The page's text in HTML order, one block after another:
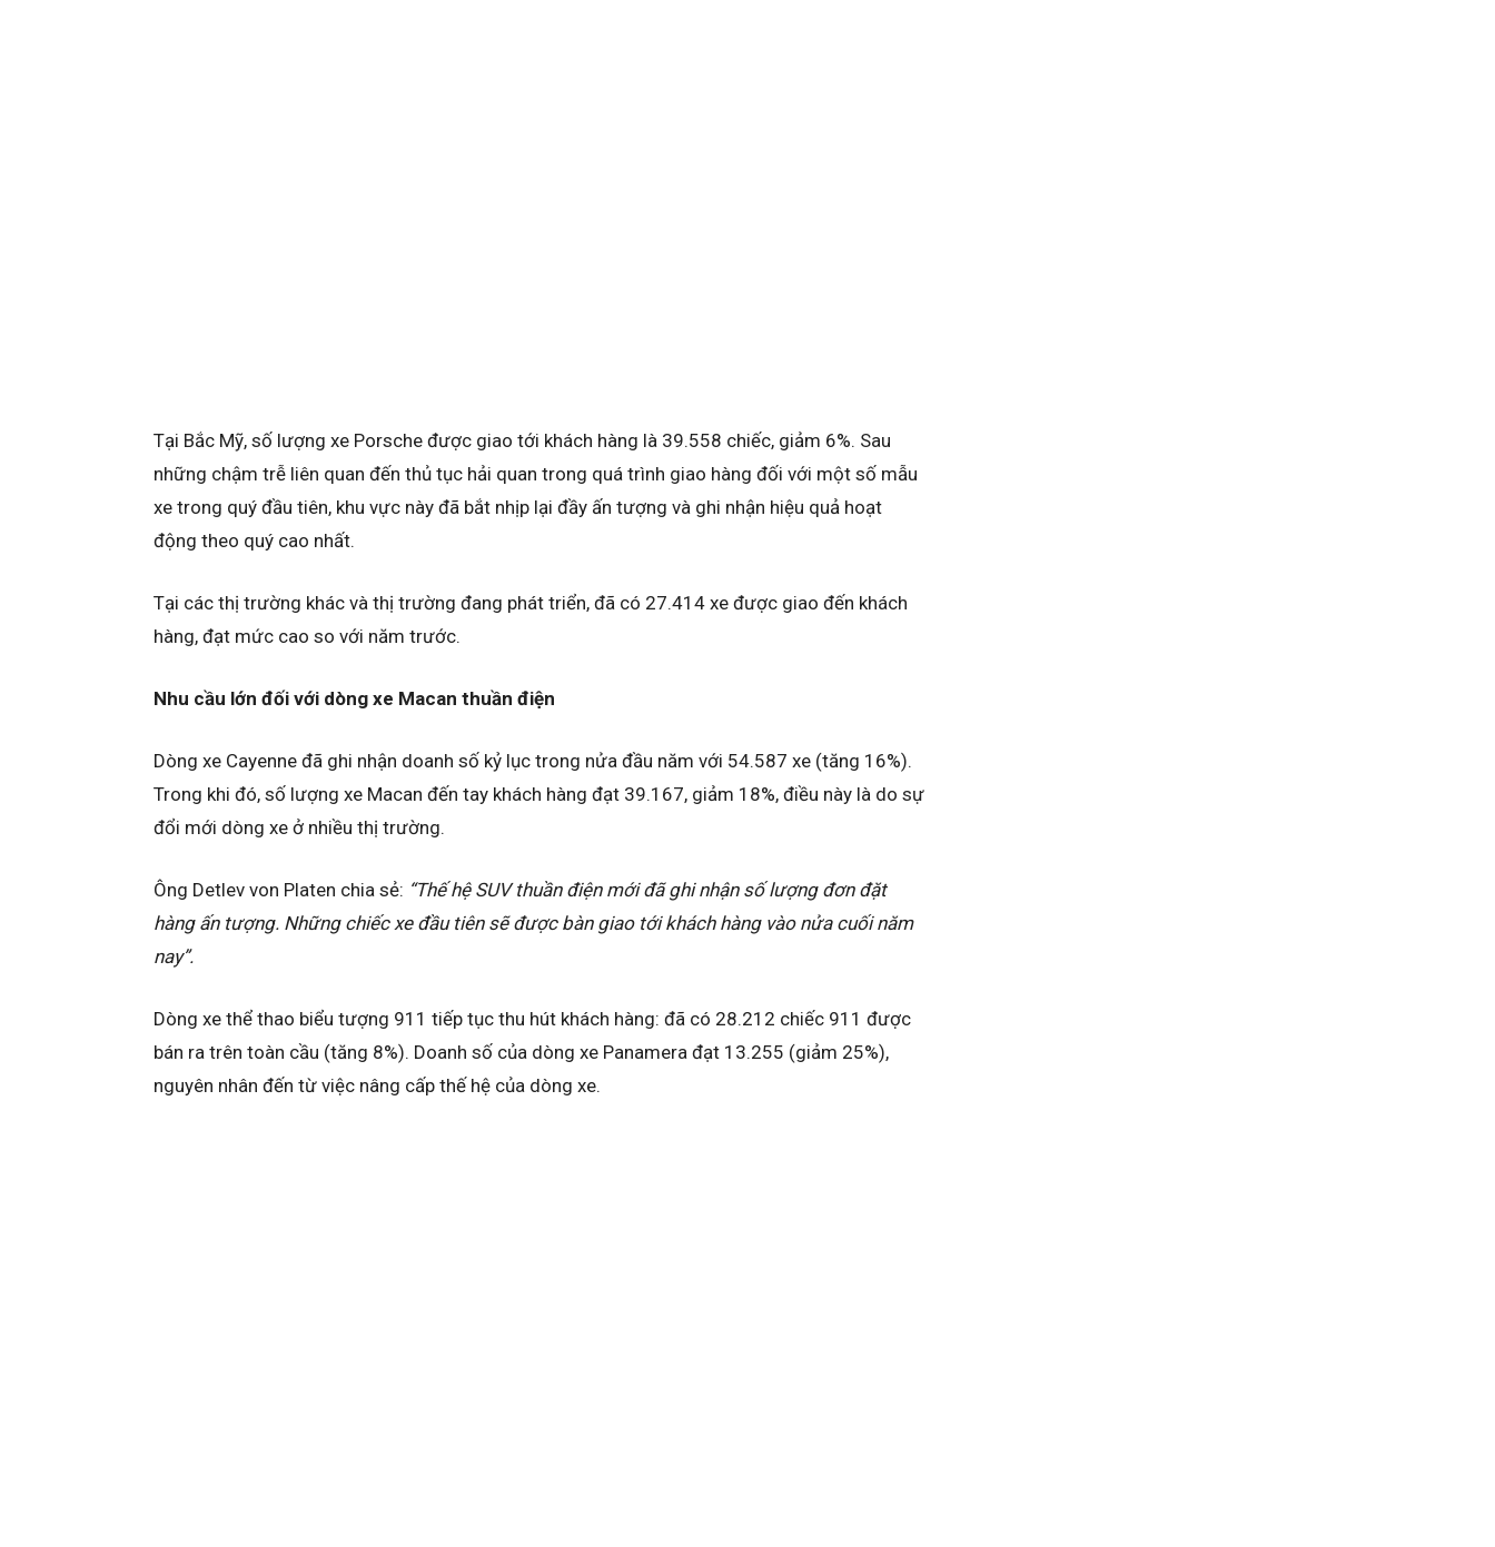
Tại Bắc Mỹ, số lượng xe Porsche được giao tới khách hàng là 39.558 chiếc, giảm 6%. Sau
những chậm trễ liên quan đến thủ tục hải quan trong quá trình giao hàng đối với một số mẫu
xe trong quý đầu tiên, khu vực này đã bắt nhịp lại đầy ấn tượng và ghi nhận hiệu quả hoạt
động theo quý cao nhất.
Tại các thị trường khác và thị trường đang phát triển, đã có 27.414 xe được giao đến khách
hàng, đạt mức cao so với năm trước.
Nhu cầu lớn đối với dòng xe Macan thuần điện
Dòng xe Cayenne đã ghi nhận doanh số kỷ lục trong nửa đầu năm với 54.587 xe (tăng 16%).
Trong khi đó, số lượng xe Macan đến tay khách hàng đạt 39.167, giảm 18%, điều này là do sự
đổi mới dòng xe ở nhiều thị trường.
Ông Detlev von Platen chia sẻ: “Thế hệ SUV thuần điện mới đã ghi nhận số lượng đơn đặt
hàng ấn tượng. Những chiếc xe đầu tiên sẽ được bàn giao tới khách hàng vào nửa cuối năm
nay”.
Dòng xe thể thao biểu tượng 911 tiếp tục thu hút khách hàng: đã có 28.212 chiếc 911 được
bán ra trên toàn cầu (tăng 8%). Doanh số của dòng xe Panamera đạt 13.255 (giảm 25%),
nguyên nhân đến từ việc nâng cấp thế hệ của dòng xe.